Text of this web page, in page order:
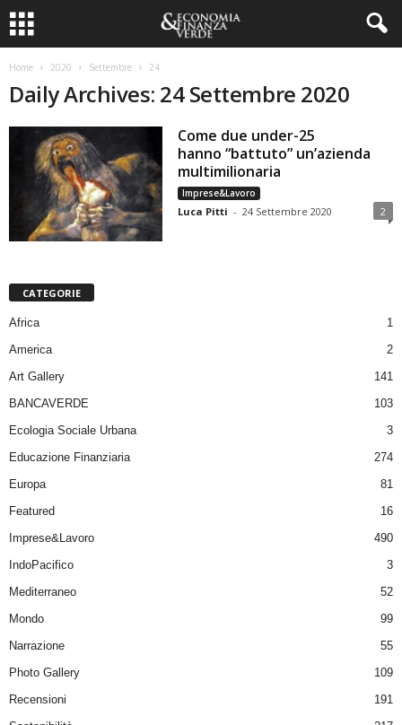
Home 2020 Settembre 24
Daily Archives: 24 Settembre 2020
Come due under-25
hanno “battuto” un’azienda
multimilionaria
Imprese&Lavoro
Luca Pitti - 24 Settembre 2020 2
CATEGORIE
Africa
1
America
2
Art Gallery
141
BANCAVERDE
103
Ecologia Sociale Urbana
3
Educazione Finanziaria
274
Europa
81
Featured
16
Imprese&Lavoro
490
IndoPacifico
3
Mediterraneo
52
Mondo
99
Narrazione
55
Photo Gallery
109
Recensioni
191